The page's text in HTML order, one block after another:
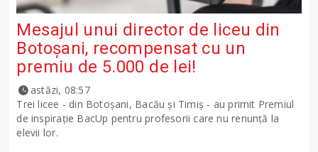
Mesajul unui director de liceu din
Botoșani, recompensat cu un
premiu de 5.000 de lei!
astăzi, 08:57
Trei licee - din Botoșani, Bacău și Timiș - au primit Premiul
de inspirație BacUp pentru profesorii care nu renunță la
elevii lor.